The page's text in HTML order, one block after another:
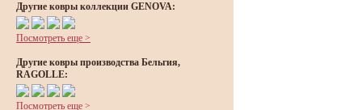
Другие ковры коллекции GENOVA:
Посмотреть еще >
Другие ковры производства Бельгия,
RAGOLLE:
Посмотреть еще >